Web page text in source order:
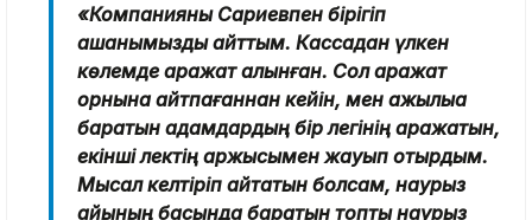
«Компанияны Сариевпен бірігіп
ашқанымызды айттым. Кассадан үлкен
көлемде қаражат алынған. Сол қаражат
орнына қайтпағаннан кейін, мен қажылыққа
баратын адамдардың бір легінің қаражатын,
екінші лектің қаржысымен жауып отырдым.
Мысал келтіріп айтатын болсам, наурыз
айының басында баратын топты наурыз